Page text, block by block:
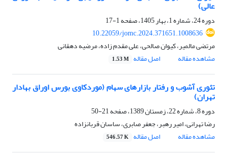
عالی)
دوره 24، شماره 1، بهار 1405، صفحه
1-17
10.22059/jomc.2024.371651.1008636
مرتضی مالمیر، کیوان صالحی، علی مقدم زاده، مرضیه دهقانی
مشاهده مقاله
اصل مقاله 1.53 M
تئوری آشوب و رفتار بازارهای سهام (موردکاوی بورس اوراق بهادار
تهران)
دوره 8، شماره 22، زمستان 1389، صفحه
21-50
رضا تهرانی، امیر رهبر، جعفر صابری، ساسان قربانزاده
مشاهده مقاله
اصل مقاله 546.57 K